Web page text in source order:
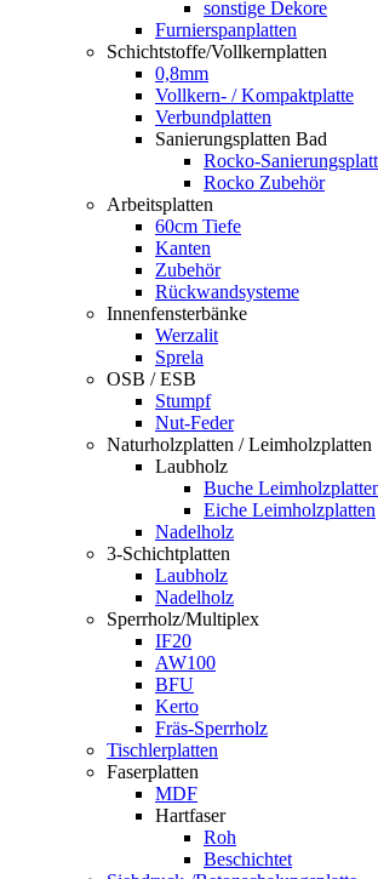
sonstige Dekore
Furnierspanplatten
Schichtstoffe/Vollkernplatten
0,8mm
Vollkern- / Kompaktplatte
Verbundplatten
Sanierungsplatten Bad
Rocko-
Rocko Zubehör
Arbeitsplatten
60cm Tiefe
Kanten
Zubehör
Rückwandsysteme
Innenfensterbänke
Werzalit
Sprela
OSB / ESB
Stumpf
Nut-Feder
Naturholzplatten / Leimholzplatten
Laubholz
Buche
Eiche Leimholzplatten
Nadelholz
3-Schichtplatten
Laubholz
Nadelholz
Sperrholz/Multiplex
IF20
AW100
BFU
Kerto
Fräs-Sperrholz
Tischlerplatten
Faserplatten
MDF
Hartfaser
Roh
Beschichtet